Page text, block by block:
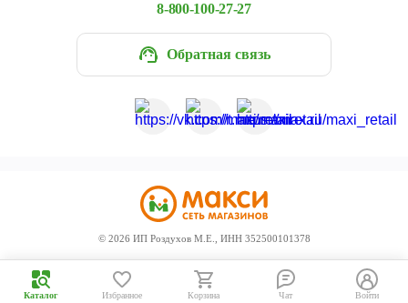
8-800-100-27-27
Обратная связь
© 2026 ИП Роздухов М.Е., ИНН 352500101378
Каталог Избранное Корзина Чат Войти